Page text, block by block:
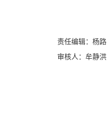
责任编辑：杨路
审核人：牟静洪